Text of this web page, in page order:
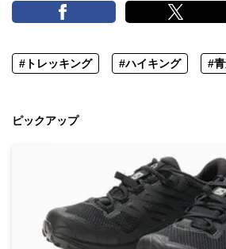
#トレッキング #ハイキング #
ピックアップ